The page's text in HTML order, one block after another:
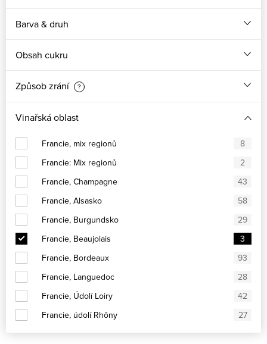
Barva & druh
Obsah cukru
Způsob zrání ?
Vinařská oblast
Francie, mix regionů
8
Francie: Mix regionů
2
Francie, Champagne
43
Francie, Alsasko
58
Francie, Burgundsko
29
Francie, Beaujolais
3
Francie, Bordeaux
93
Francie, Languedoc
28
Francie, Údolí Loiry
42
Francie, údolí Rhôny
27